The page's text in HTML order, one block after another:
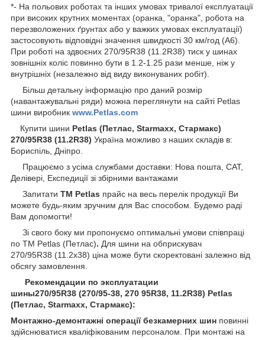
*- На польових роботах та інших умовах тривалої експлуатації
при високих крутних моментах (оранка, "оранка", робота на
перезволожених ґрунтах або у важких умовах експлуатації)
застосовують відповідні значення швидкості 30 км/год (А6).
При роботі на здвоєних 270/95R38 (11.2R38) тиск у шинах
зовнішніх коліс повинно бути в 1.2-1.25 рази менше, ніж у
внутрішніх (незалежно від виду виконуваних робіт).
Більш детальну інформацію про даний розмір
(навантажувальні ряди) можна переглянути на сайті Petlas
шини виробник www.Petlas.com
Купити шини Petlas (Петлас, Starmaxx, Стармакс)
270/95R38 (11.2R38) Україна можливо з наших складів в:
Бориспіль, Дніпро.
Працюємо з усіма службами доставки: Нова пошта, САТ,
Делівері, Експедиції зі збірними вантажами
Запитати ТМ Petlas прайс на весь перелік продукції Ви
можете будь-яким зручним для Вас способом
Будемо раді
Вам допомогти!
Зі свого боку ми пропонуємо оптимальні умови співпраці
по TM Petlas (Петлас). Для шини на обприскувач
270/95R38 (11.2х38) ціна може бути скоректовані залежно від
обсягу замовлення.
Рекомендации по эксплуатации
шины270/95R38 (270/95-38, 270 95R38, 11.2R38) Petlas
(Петлас, Starmaxx, Стармакс):
Монтажно-демонтажні операції безкамерних шин повинні
здійснюватися кваліфікованим персоналом. При монтажі на